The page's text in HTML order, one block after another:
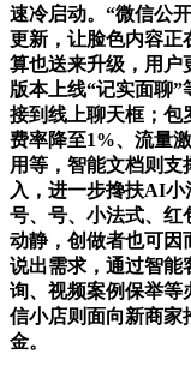
速冷启动。“微信公
更新，让脸色内容
算也送来升级，用户
版本上线“记实面聊
接到线上聊天框；包
费率降至1%、流量
用等，智能文档则
入，进一步搀扶AI
号、号、小法式、红
动静，创做者也可
说出需求，通过智能
询、视频案例保举等
信小店则面向新商家
金。